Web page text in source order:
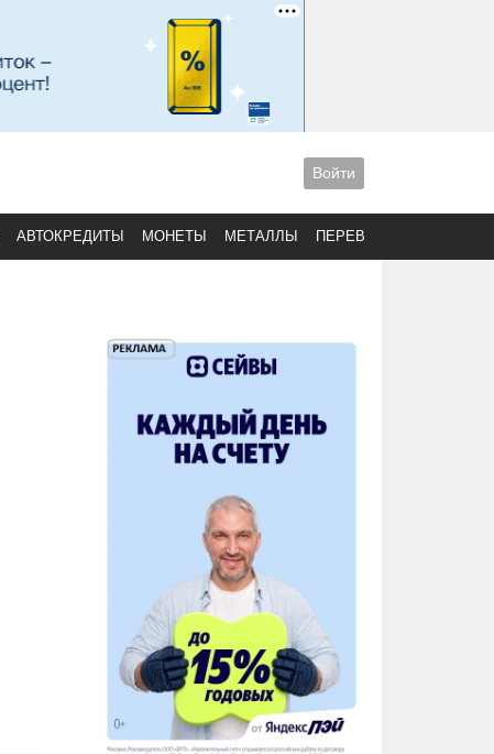
Войти
АВТОКРЕДИТЫ МОНЕТЫ МЕТАЛЛЫ ПЕРЕВОДЫ